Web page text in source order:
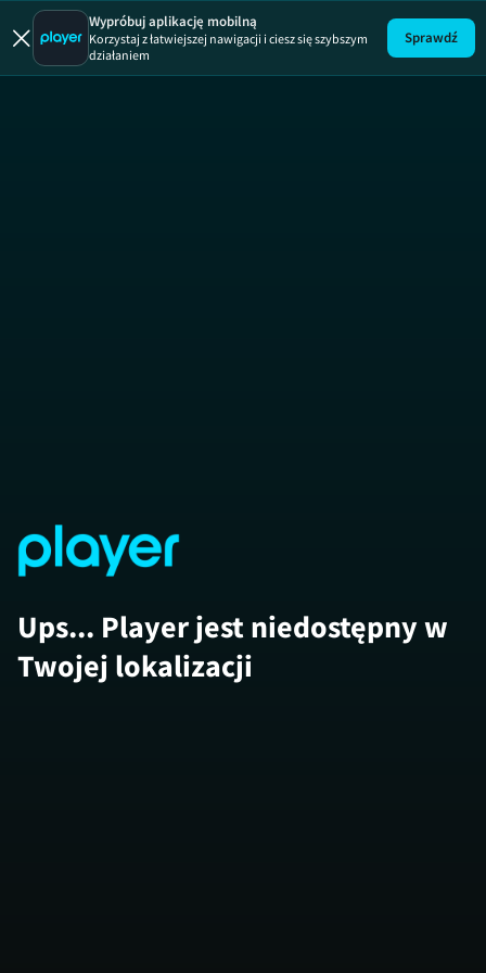
Gorączka
Wypróbuj aplikację mobilną
Korzystaj z łatwiejszej nawigacji i ciesz się szybszym
działaniem
Sprawdź
Ups... Player jest niedostępny w
Twojej lokalizacji